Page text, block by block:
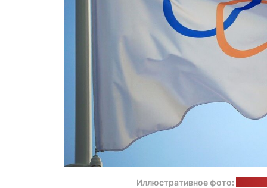
Иллюстративное фото: